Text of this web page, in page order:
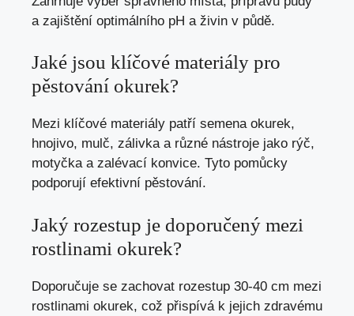
a zajištění optimálního pH a živin v půdě.
Jaké jsou klíčové materiály pro
pěstování okurek?
Mezi klíčové materiály patří semena okurek,
hnojivo, mulč, zálivka a různé nástroje jako rýč,
motyčka a zalévací konvice. Tyto pomůcky
podporují efektivní pěstování.
Jaký rozestup je doporučený mezi
rostlinami okurek?
Doporučuje se zachovat rozestup 30-40 cm mezi
rostlinami okurek, což přispívá k jejich zdravému